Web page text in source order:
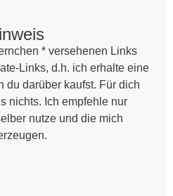
* versehenen Links
Links, d.h. ich erhalte eine
du darüber kaufst. Für dich
nichts. Ich empfehle nur
nutze und die mich